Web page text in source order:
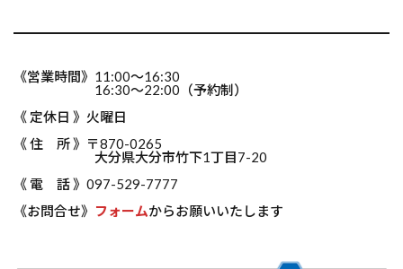
《営業時間》11:00～16:30
16:30～22:00（予約制）
《 定休日 》火曜日
《 住 所 》〒870-0265
大分県大分市竹下1丁目7-20
《 電 話 》097-529-7777
《お問合せ》 フォームからお願いいたします